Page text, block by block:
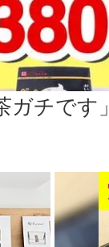
ガチです